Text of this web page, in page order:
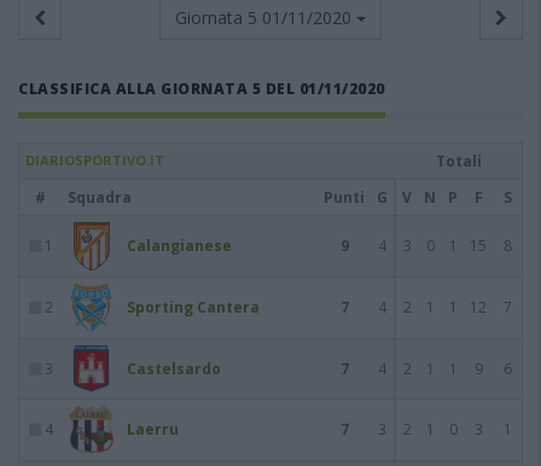
Giornata 5 01/11/2020
CLASSIFICA ALLA GIORNATA 5 DEL 01/11/2020
DIARIOSPORTIVO.IT
Totali
#
Squadra Punti G V N P F S
1 Calangianese 9 4 3 0 1 15 8
2 Sporting Cantera 7 4 2 1 1 12 7
3 Castelsardo 7 4 2 1 1 9 6
4 Laerru 7 3 2 1 0 3 1